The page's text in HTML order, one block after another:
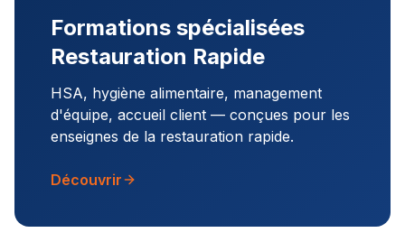
Formations spécialisées
Restauration Rapide
HSA, hygiène alimentaire, management
d'équipe, accueil client — conçues pour les
enseignes de la restauration rapide.
Découvrir